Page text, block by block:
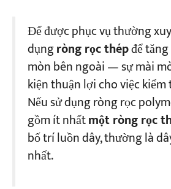
Để được phục vụ thường
dụngròng rọc thépđể tăng
mòn bên ngoài — sự mài
kiện thuận lợi cho việc
Nếu sử dụng ròng rọc
gồm ít nhấtmột ròng rọc
bố trí luồn dây, thường là
nhất.